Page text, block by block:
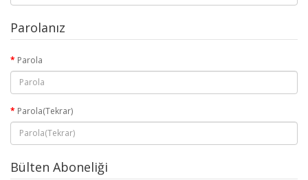
Parolanız
Parola
Parola(Tekrar)
Bülten Aboneliği